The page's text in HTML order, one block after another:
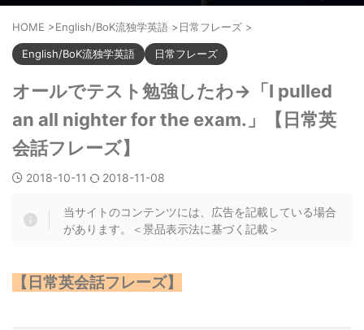
HOME >English/BoK流独学英語 >日常フレーズ >
English/BoK流独学英語 日常フレーズ
オールでテスト勉強したわ→「I pulled
an all nighter for the exam.」【日常英
会話フレーズ】
2018-10-11 2018-11-08
当サイトのコンテンツには、広告を記載している場合
があります。＜景品表示法に基づく記載＞
【日常英会話フレーズ】